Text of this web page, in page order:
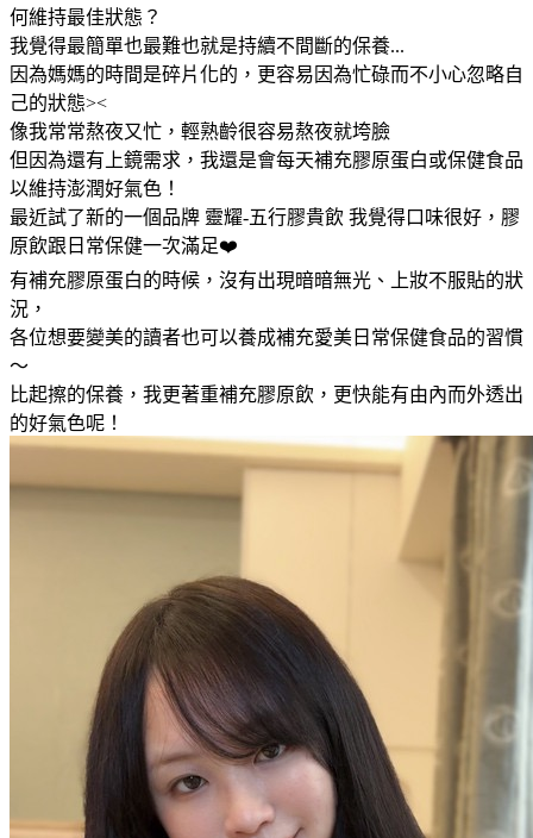
何維持最佳狀態？
我覺得最簡單也最難也就是持續不間斷的保養...
因為媽媽的時間是碎片化的，更容易因為忙碌而不小心忽略自
己的狀態><
像我常常熬夜又忙，輕熟齡很容易熬夜就垮臉
但因為還有上鏡需求，我還是會每天補充膠原蛋白或保健食品
以維持澎潤好氣色！
最近試了新的一個品牌 靈耀-五行膠貴飲 我覺得口味很好，膠
原飲跟日常保健一次滿足❤️
有補充膠原蛋白的時候，沒有出現暗暗無光、上妝不服貼的狀
況，
各位想要變美的讀者也可以養成補充愛美日常保健食品的習慣
～
比起擦的保養，我更著重補充膠原飲，更快能有由內而外透出
的好氣色呢！